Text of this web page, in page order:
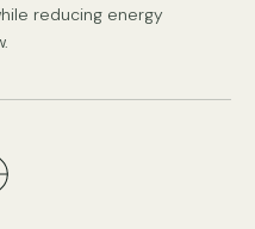
Kan op aanvraag
reducing energy